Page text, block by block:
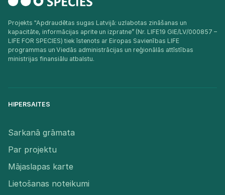
Projekts "Apdraudētas sugas Latvijā: uzlabotas zināšanas un
kapacitāte, informācijas aprite un izpratne” (Nr. LIFE19 GIE/LV/000857 –
LIFE FOR SPECIES) tiek īstenots ar Eiropas Savienības LIFE
programmas un Viedās administrācijas un reģionālās attīstības
ministrijas finansiālu atbalstu.​
HIPERSAITES
Sarkanā grāmata
Par projektu
Mājaslapas karte
Lietošanas noteikumi